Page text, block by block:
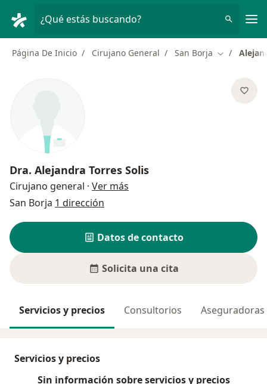
¿Qué estás buscando?
Página De Inicio Cirujano General San Borja Cambiar de
Dra. Alejandra Torres Solis
Cirujano general · Ver más
San Borja 1 dirección
Datos de contacto
Solicita una cita
Servicios y precios Consultorios Aseguradoras
Servicios y precios
Sin información sobre servicios y precios